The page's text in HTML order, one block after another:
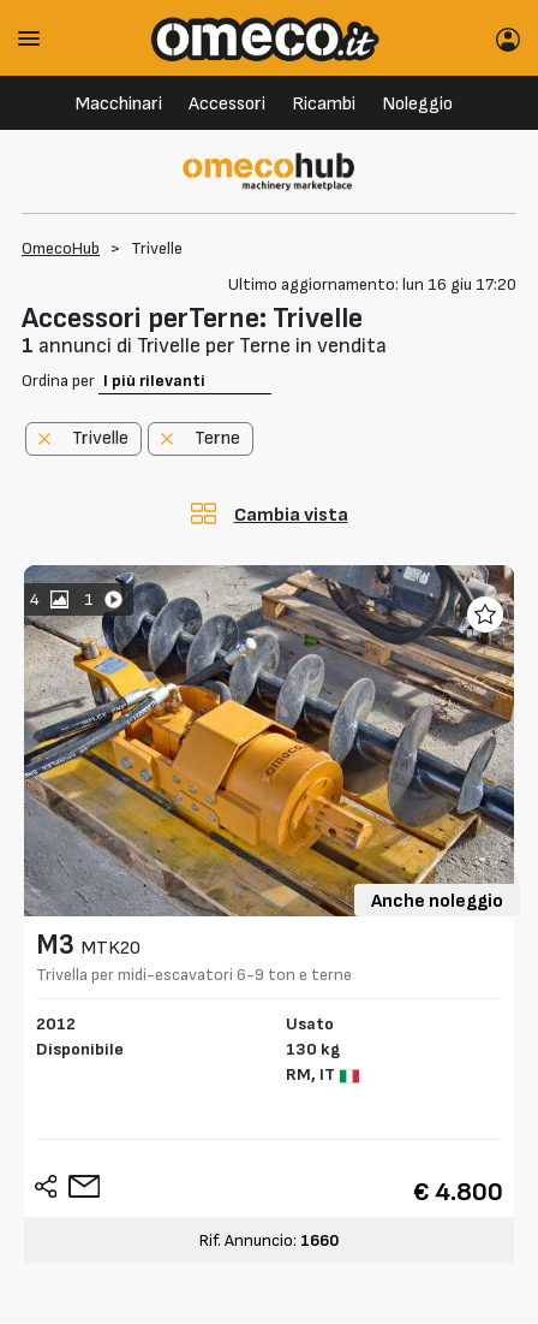
Macchinari Accessori Ricambi Noleggio
OmecoHub >
Trivelle
Ultimo aggiornamento: lun 16 giu 17:20
Accessori perTerne: Trivelle
1 annunci di Trivelle per Terne in vendita
Ordina per
Trivelle Terne
Cambia vista
4 1
Anche noleggio
M3 MTK20
Trivella per midi-escavatori 6-9 ton e terne
2012
Disponibile
Usato
130 kg
RM, IT
€ 4.800
Rif. Annuncio: 1660